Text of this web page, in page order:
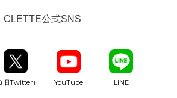
CLETTE公式SNS
旧Twitter) YouTube LINE